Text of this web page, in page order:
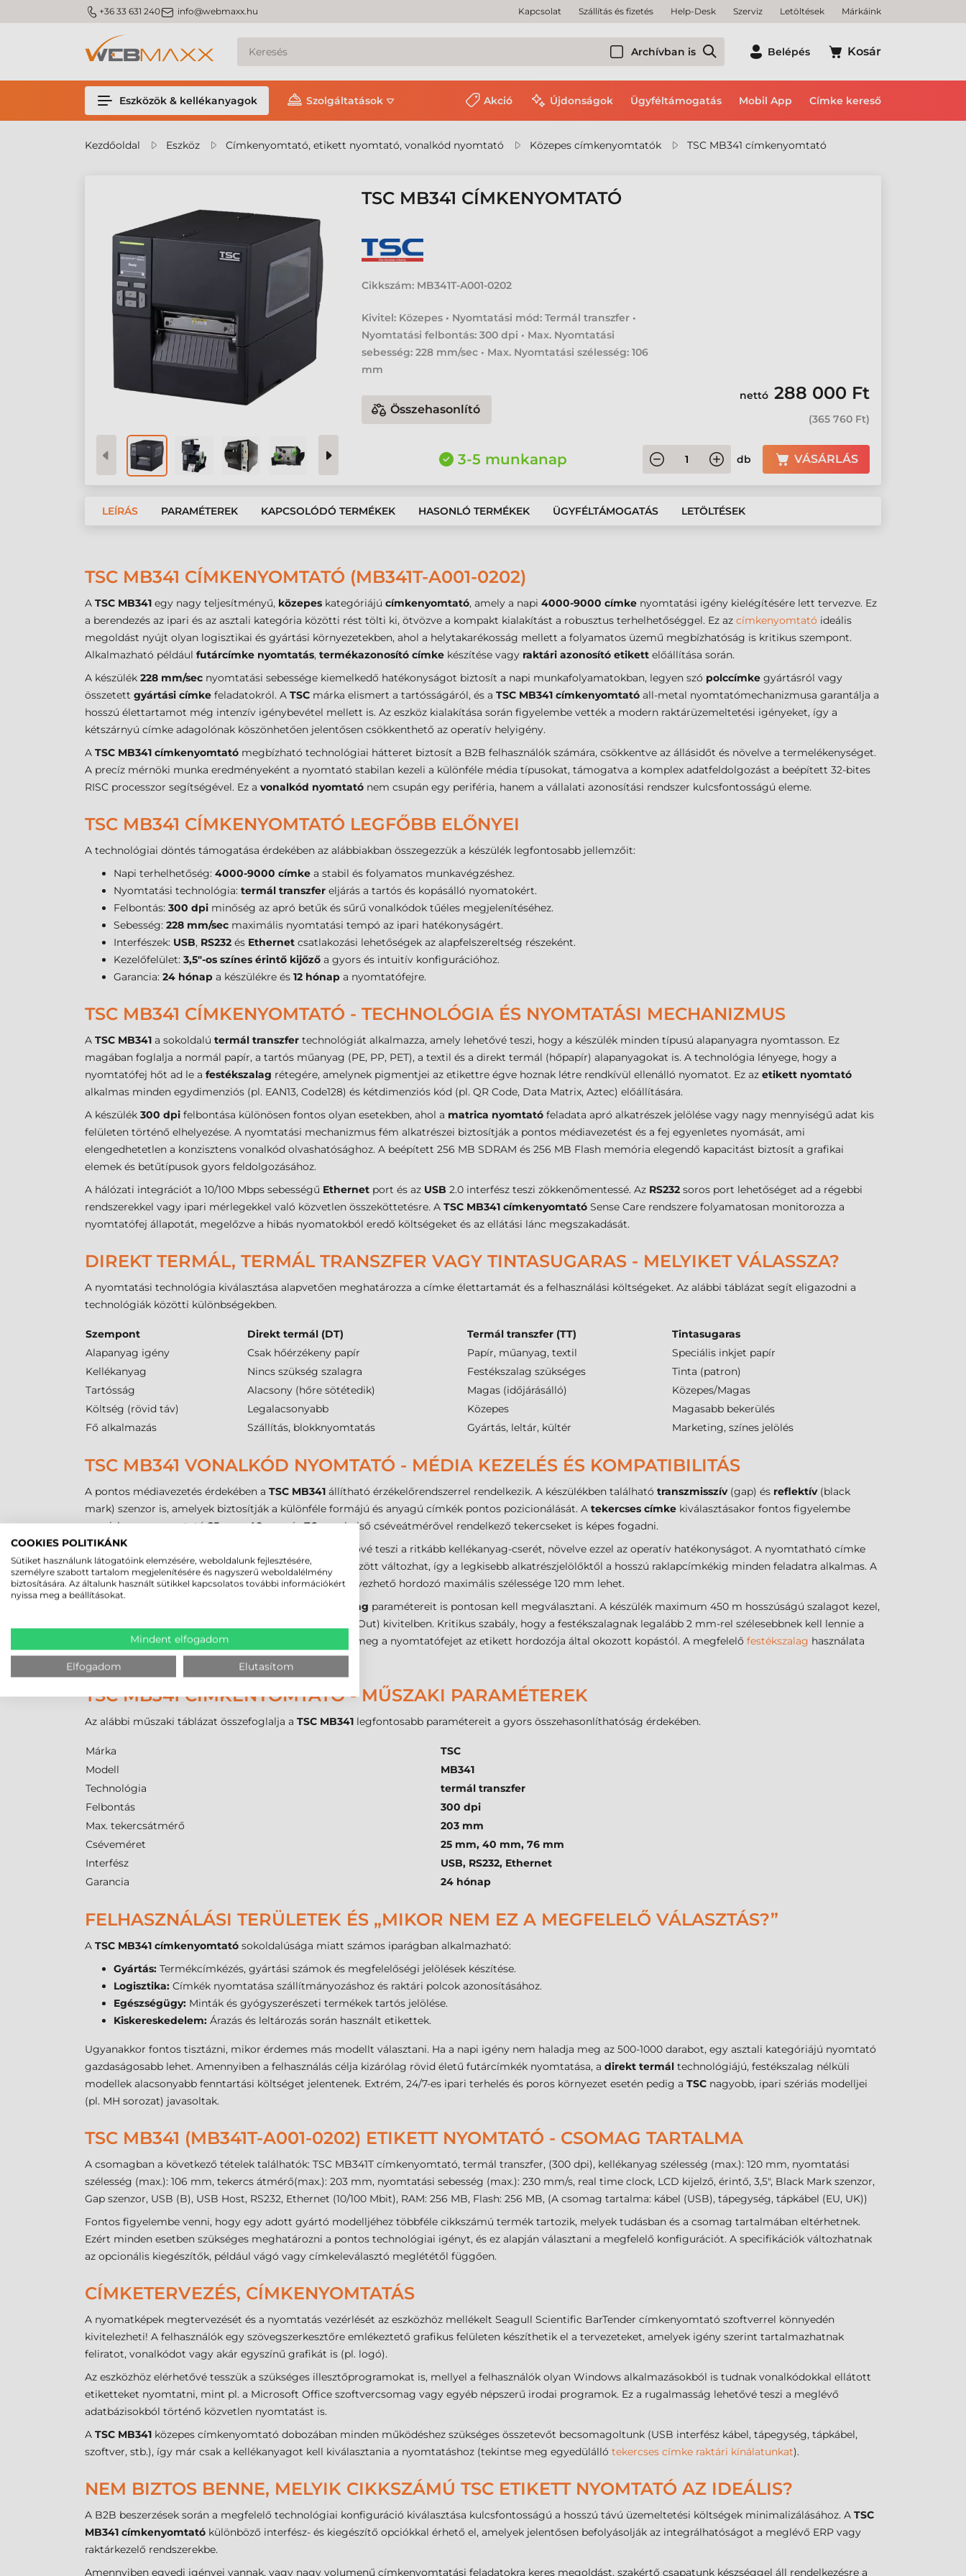
m_phone +36 33 631 240m_email info@webmaxx.hu Kapcsolat Szállítás és fizetés Help-Desk Szerviz Letöltések Márkáink
Archívban is Belépés Kosár
Eszközök & kellékanyagok Szolgáltatások Akció Újdonságok Ügyféltámogatás Mobil App Címke kereső
Kezdőoldal Eszköz Címkenyomtató, etikett nyomtató, vonalkód nyomtató Közepes címkenyomtatók TSC MB341 címkenyomtató
TSC MB341 CÍMKENYOMTATÓ
Cikkszám: MB341T-A001-0202
Kivitel: Közepes • Nyomtatási mód: Termál transzfer •
Nyomtatási felbontás: 300 dpi • Max. Nyomtatási
sebesség: 228 mm/sec • Max. Nyomtatási szélesség: 106
mm
Összehasonlító
nettó 288 000 Ft
(365 760 Ft)
3-5 munkanap db VÁSÁRLÁS
LEÍRÁS PARAMÉTEREK KAPCSOLÓDÓ TERMÉKEK HASONLÓ TERMÉKEK ÜGYFÉLTÁMOGATÁS LETÖLTÉSEK
TSC MB341 CÍMKENYOMTATÓ (MB341T-A001-0202)
A TSC MB341 egy nagy teljesítményű, közepes kategóriájú címkenyomtató, amely a napi 4000-9000 címke nyomtatási igény kielégítésére lett tervezve. Ez
a berendezés az ipari és az asztali kategória közötti rést tölti ki, ötvözve a kompakt kialakítást a robusztus terhelhetőséggel. Ez az címkenyomtató ideális
megoldást nyújt olyan logisztikai és gyártási környezetekben, ahol a helytakarékosság mellett a folyamatos üzemű megbízhatóság is kritikus szempont.
Alkalmazható például futárcímke nyomtatás, termékazonosító címke készítése vagy raktári azonosító etikett előállítása során.
A készülék 228 mm/sec nyomtatási sebessége kiemelkedő hatékonyságot biztosít a napi munkafolyamatokban, legyen szó polccímke gyártásról vagy
összetett gyártási címke feladatokról. A TSC márka elismert a tartósságáról, és a TSC MB341 címkenyomtató all-metal nyomtatómechanizmusa garantálja a
hosszú élettartamot még intenzív igénybevétel mellett is. Az eszköz kialakítása során figyelembe vették a modern raktárüzemeltetési igényeket, így a
kétszárnyú címke adagolónak köszönhetően jelentősen csökkenthető az operatív helyigény.
A TSC MB341 címkenyomtató megbízható technológiai hátteret biztosít a B2B felhasználók számára, csökkentve az állásidőt és növelve a termelékenységet.
A precíz mérnöki munka eredményeként a nyomtató stabilan kezeli a különféle média típusokat, támogatva a komplex adatfeldolgozást a beépített 32-bites
RISC processzor segítségével. Ez a vonalkód nyomtató nem csupán egy periféria, hanem a vállalati azonosítási rendszer kulcsfontosságú eleme.
TSC MB341 CÍMKENYOMTATÓ LEGFŐBB ELŐNYEI
A technológiai döntés támogatása érdekében az alábbiakban összegezzük a készülék legfontosabb jellemzőit:
Napi terhelhetőség: 4000-9000 címke a stabil és folyamatos munkavégzéshez.
Nyomtatási technológia: termál transzfer eljárás a tartós és kopásálló nyomatokért.
Felbontás: 300 dpi minőség az apró betűk és sűrű vonalkódok tűéles megjelenítéséhez.
Sebesség: 228 mm/sec maximális nyomtatási tempó az ipari hatékonyságért.
Interfészek: USB, RS232 és Ethernet csatlakozási lehetőségek az alapfelszereltség részeként.
Kezelőfelület: 3,5"-os színes érintő kijőző a gyors és intuitív konfigurációhoz.
Garancia: 24 hónap a készülékre és 12 hónap a nyomtatófejre.
TSC MB341 CÍMKENYOMTATÓ - TECHNOLÓGIA ÉS NYOMTATÁSI MECHANIZMUS
A TSC MB341 a sokoldalú termál transzfer technológiát alkalmazza, amely lehetővé teszi, hogy a készülék minden típusú alapanyagra nyomtasson. Ez
magában foglalja a normál papír, a tartós műanyag (PE, PP, PET), a textil és a direkt termál (hőpapír) alapanyagokat is. A technológia lényege, hogy a
nyomtatófej hőt ad le a festékszalag rétegére, amelynek pigmentjei az etikettre égve hoznak létre rendkívül ellenálló nyomatot. Ez az etikett nyomtató
alkalmas minden egydimenziós (pl. EAN13, Code128) és kétdimenziós kód (pl. QR Code, Data Matrix, Aztec) előállítására.
A készülék 300 dpi felbontása különösen fontos olyan esetekben, ahol a matrica nyomtató feladata apró alkatrészek jelölése vagy nagy mennyiségű adat kis
felületen történő elhelyezése. A nyomtatási mechanizmus fém alkatrészei biztosítják a pontos médiavezetést és a fej egyenletes nyomását, ami
elengedhetetlen a konzisztens vonalkód olvashatósághoz. A beépített 256 MB SDRAM és 256 MB Flash memória elegendő kapacitást biztosít a grafikai
elemek és betűtípusok gyors feldolgozásához.
A hálózati integrációt a 10/100 Mbps sebességű Ethernet port és az USB 2.0 interfész teszi zökkenőmentessé. Az RS232 soros port lehetőséget ad a régebbi
rendszerekkel vagy ipari mérlegekkel való közvetlen összeköttetésre. A TSC MB341 címkenyomtató Sense Care rendszere folyamatosan monitorozza a
nyomtatófej állapotát, megelőzve a hibás nyomatokból eredő költségeket és az ellátási lánc megszakadását.
DIREKT TERMÁL, TERMÁL TRANSZFER VAGY TINTASUGARAS - MELYIKET VÁLASSZA?
A nyomtatási technológia kiválasztása alapvetően meghatározza a címke élettartamát és a felhasználási költségeket. Az alábbi táblázat segít eligazodni a
technológiák közötti különbségekben.
Szempont Direkt termál (DT) Termál transzfer (TT)
Tintasugaras
Alapanyag igény
Csak hőérzékeny papír Papír, műanyag, textil
Speciális inkjet papír
Kellékanyag
Nincs szükség szalagra Festékszalag szükséges
Tinta (patron)
Tartósság
Alacsony (hőre sötétedik) Magas (időjárásálló)
Közepes/Magas
Költség (rövid táv)
Legalacsonyabb Közepes
Magasabb bekerülés
Fő alkalmazás
Szállítás, blokknyomtatás Gyártás, leltár, kültér Marketing, színes jelölés
TSC MB341 VONALKÓD NYOMTATÓ - MÉDIA KEZELÉS ÉS KOMPATIBILITÁS
A pontos médiavezetés érdekében a TSC MB341 állítható érzékelőrendszerrel rendelkezik. A készülékben található transzmisszív(gap) és reflektív(black
mark) szenzor is, amelyek biztosítják a különféle formájú és anyagú címkék pontos pozicionálását. A tekercses címke kiválasztásakor fontos figyelembe
venni, hogy a nyomtató25 mm,40 mmés76 mmbelső cséveátmérővel rendelkező tekercseket is képes fogadni.
A maximális külső tekercs átmérő
, ami lehetővé teszi a ritkább kellékanyag-cserét, növelve ezzel az operatív hatékonyságot. A nyomtatható címke
magassága tág határok között,5 mmés11430 mm
között változhat, így a legkisebb alkatrészjelölőktől a hosszú raklapcímkékig minden feladatra alkalmas. A
maximális nyomtatási szélesség106 mm, míg a behelyezhető hordozó maximális szélessége 120 mm lehet.
festékszalag paramétereit is pontosan kell megválasztani. A készülék maximum 450 m hosszúságú szalagot kezel,
1" (25,4 mm) belső csévemérettel, kívül tekercselt (Ink-Out) kivitelben. Kritikus szabály, hogy a festékszalagnak legalább 2 mm-rel szélesebbnek kell lennie a
tekercses címkeszélességénél, mivel ez védi meg a nyomtatófejet az etikett hordozója által okozott kopástól. A megfelelő festékszalag használata
biztosítja a vegyszerálló és dörzsölésálló feliratokat.
TSC MB341 CÍMKENYOMTATÓ - MŰSZAKI PARAMÉTEREK
Az alábbi műszaki táblázat összefoglalja a TSC MB341 legfontosabb paramétereit a gyors összehasonlíthatóság érdekében.
Márka
TSC
Modell
MB341
Technológia
termál transzfer
Felbontás
300 dpi
Max. tekercsátmérő
203 mm
Cséveméret
25 mm, 40 mm, 76 mm
Interfész
USB, RS232, Ethernet
Garancia
24 hónap
FELHASZNÁLÁSI TERÜLETEK ÉS „MIKOR NEM EZ A MEGFELELŐ VÁLASZTÁS?”
A TSC MB341 címkenyomtató sokoldalúsága miatt számos iparágban alkalmazható:
Gyártás: Termékcímkézés, gyártási számok és megfelelőségi jelölések készítése.
Logisztika: Címkék nyomtatása szállítmányozáshoz és raktári polcok azonosításához.
Egészségügy: Minták és gyógyszerészeti termékek tartós jelölése.
Kiskereskedelem: Árazás és leltározás során használt etikettek.
Ugyanakkor fontos tisztázni, mikor érdemes más modellt választani. Ha a napi igény nem haladja meg az 500-1000 darabot, egy asztali kategóriájú nyomtató
gazdaságosabb lehet. Amennyiben a felhasználás célja kizárólag rövid életű futárcímkék nyomtatása, a direkt termál technológiájú, festékszalag nélküli
modellek alacsonyabb fenntartási költséget jelentenek. Extrém, 24/7-es ipari terhelés és poros környezet esetén pedig a TSC nagyobb, ipari szériás modelljei
(pl. MH sorozat) javasoltak.
TSC MB341 (MB341T-A001-0202) ETIKETT NYOMTATÓ - CSOMAG TARTALMA
A csomagban a következő tételek találhatók: TSC MB341T címkenyomtató, termál transzfer, (300 dpi), kellékanyag szélesség (max.): 120 mm, nyomtatási
szélesség (max.): 106 mm, tekercs átmérő(max.): 203 mm, nyomtatási sebesség (max.): 230 mm/s, real time clock, LCD kijelző, érintő, 3,5", Black Mark szenzor,
Gap szenzor, USB (B), USB Host, RS232, Ethernet (10/100 Mbit), RAM: 256 MB, Flash: 256 MB, (A csomag tartalma: kábel (USB), tápegység, tápkábel (EU, UK))
Fontos figyelembe venni, hogy egy adott gyártó modelljéhez többféle cikkszámú termék tartozik, melyek tudásban és a csomag tartalmában eltérhetnek.
Ezért minden esetben szükséges meghatározni a pontos technológiai igényt, és ez alapján választani a megfelelő konfigurációt. A specifikációk változhatnak
az opcionális kiegészítők, például vágó vagy címkeleválasztó meglététől függően.
CÍMKETERVEZÉS, CÍMKENYOMTATÁS
A nyomatképek megtervezését és a nyomtatás vezérlését az eszközhöz mellékelt Seagull Scientific BarTender címkenyomtató szoftverrel könnyedén
kivitelezheti! A felhasználók egy szövegszerkesztőre emlékeztető grafikus felületen készíthetik el a tervezeteket, amelyek igény szerint tartalmazhatnak
feliratot, vonalkódot vagy akár egyszínű grafikát is (pl. logó).
Az eszközhöz elérhetővé tesszük a szükséges illesztőprogramokat is, mellyel a felhasználók olyan Windows alkalmazásokból is tudnak vonalkódokkal ellátott
etiketteket nyomtatni, mint pl. a Microsoft Office szoftvercsomag vagy egyéb népszerű irodai programok. Ez a rugalmasság lehetővé teszi a meglévő
adatbázisokból történő közvetlen nyomtatást is.
A TSC MB341 közepes címkenyomtató dobozában minden működéshez szükséges összetevőt becsomagoltunk (USB interfész kábel, tápegység, tápkábel,
szoftver, stb.), így már csak a kellékanyagot kell kiválasztania a nyomtatáshoz (tekintse meg egyedülálló tekercses címke raktári kínálatunkat).
NEM BIZTOS BENNE, MELYIK CIKKSZÁMÚ TSC ETIKETT NYOMTATÓ AZ IDEÁLIS?
A B2B beszerzések során a megfelelő technológiai konfiguráció kiválasztása kulcsfontosságú a hosszú távú üzemeltetési költségek minimalizálásához. A TSC
MB341 címkenyomtató különböző interfész- és kiegészítő opciókkal érhető el, amelyek jelentősen befolyásolják az integrálhatóságot a meglévő ERP vagy
raktárkezelő rendszerekbe.
Amennyiben egyedi igényei vannak, vagy nagy volumenű címkenyomtatási feladatokra keres megoldást, szakértő csapatunk készséggel áll rendelkezésre a
COOKIES POLITIKÁNK
Sütiket használunk látogatóink elemzésére, weboldalunk fejlesztésére,
személyre szabott tartalom megjelenítésére és nagyszerű weboldalélmény
biztosítására. Az általunk használt sütikkel kapcsolatos további információkért
nyissa meg a beállításokat.
Mindent elfogadom
Elfogadom Elutasítom